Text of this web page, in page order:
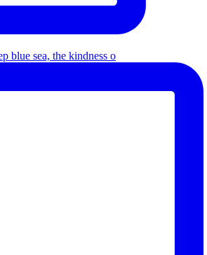
blue sea, the kindness o